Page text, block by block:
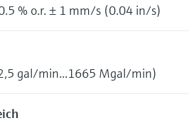
% o.r. ± 1 mm/s (0.04 in/s)
gal/min...1665 Mgal/min)